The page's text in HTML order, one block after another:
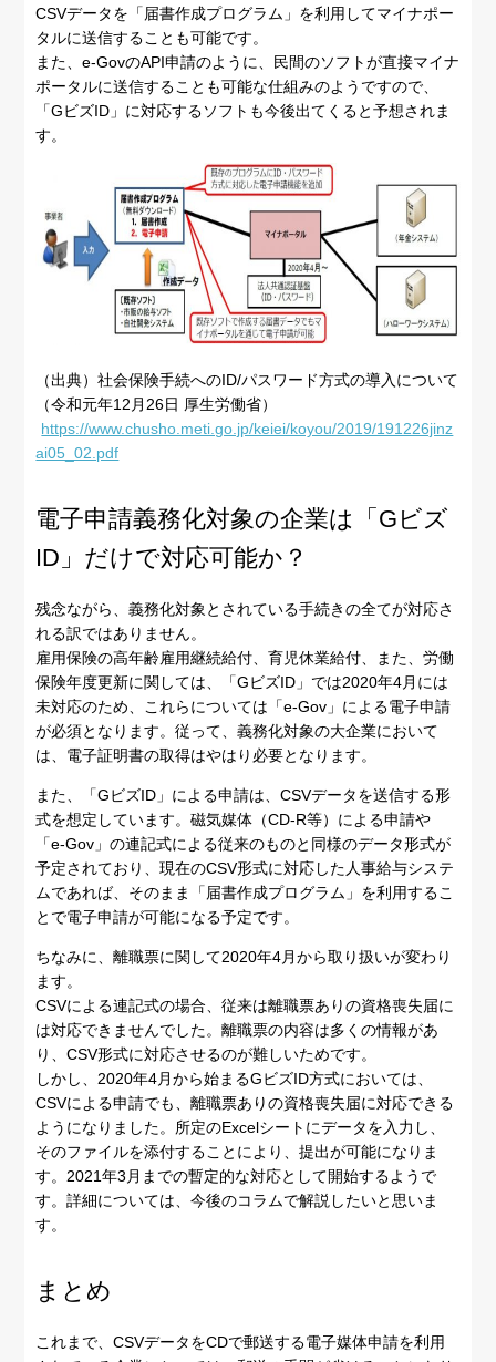
CSVデータを「届書作成プログラム」を利用してマイナポー
タルに送信することも可能です。
また、e-GovのAPI申請のように、民間のソフトが直接マイナ
ポータルに送信することも可能な仕組みのようですので、
「GビズID」に対応するソフトも今後出てくると予想されま
す。
（出典）社会保険手続へのID/パスワード方式の導入について
（令和元年12月26日 厚生労働省）
https://www.chusho.meti.go.jp/keiei/koyou/2019/191226jinz
ai05_02.pdf
電子申請義務化対象の企業は「Gビズ
ID」だけで対応可能か？
残念ながら、義務化対象とされている手続きの全てが対応さ
れる訳ではありません。
雇用保険の高年齢雇用継続給付、育児休業給付、また、労働
保険年度更新に関しては、「GビズID」では2020年4月には
未対応のため、これらについては「e-Gov」による電子申請
が必須となります。従って、義務化対象の大企業において
は、電子証明書の取得はやはり必要となります。
また、「GビズID」による申請は、CSVデータを送信する形
式を想定しています。磁気媒体（CD-R等）による申請や
「e-Gov」の連記式による従来のものと同様のデータ形式が
予定されており、現在のCSV形式に対応した人事給与システ
ムであれば、そのまま「届書作成プログラム」を利用するこ
とで電子申請が可能になる予定です。
ちなみに、離職票に関して2020年4月から取り扱いが変わり
ます。
CSVによる連記式の場合、従来は離職票ありの資格喪失届に
は対応できませんでした。離職票の内容は多くの情報があ
り、CSV形式に対応させるのが難しいためです。
しかし、2020年4月から始まるGビズID方式においては、
CSVによる申請でも、離職票ありの資格喪失届に対応できる
ようになりました。所定のExcelシートにデータを入力し、
そのファイルを添付することにより、提出が可能になりま
す。2021年3月までの暫定的な対応として開始するようで
す。詳細については、今後のコラムで解説したいと思いま
す。
まとめ
これまで、CSVデータをCDで郵送する電子媒体申請を利用